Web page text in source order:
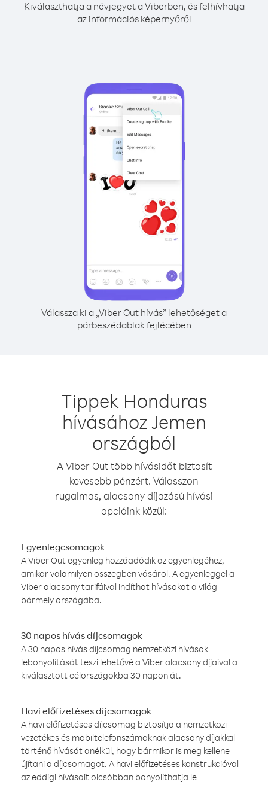
Kiválaszthatja a névjegyet a Viberben, és felhívhatja
az információs képernyőről
Válassza ki a „Viber Out hívás” lehetőséget a
párbeszédablak fejlécében
Tippek Honduras
hívásához Jemen
országból
A Viber Out több hívásidőt biztosít
kevesebb pénzért. Válasszon
rugalmas, alacsony díjazású hívási
opcióink közül:
Egyenlegcsomagok
A Viber Out egyenleg hozzáadódik az egyenlegéhez,
amikor valamilyen összegben vásárol. A egyenleggel a
Viber alacsony tarifáival indíthat hívásokat a világ
bármely országába.
30 napos hívás díjcsomagok
A 30 napos hívás díjcsomag nemzetközi hívások
lebonyolítását teszi lehetővé a Viber alacsony díjaival a
kiválasztott célországokba 30 napon át.
Havi előfizetéses díjcsomagok
A havi előfizetéses díjcsomag biztosítja a nemzetközi
vezetékes és mobiltelefonszámoknak alacsony díjakkal
történő hívását anélkül, hogy bármikor is meg kellene
újítani a díjcsomagot. A havi előfizetéses konstrukcióval
az eddigi hívásait olcsóbban bonyolíthatja le